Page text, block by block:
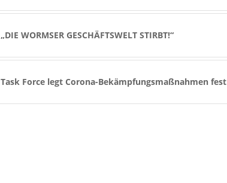
„DIE WORMSER GESCHÄFTSWELT STIRBT!“
Task Force legt Corona-Bekämpfungsmaßnahmen fest